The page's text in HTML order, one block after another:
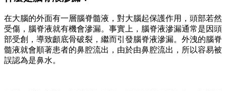
在大腦的外面有一層腦脊髓液，對大腦起保護作用，頭部若然
受傷，腦脊液就有機會滲漏。事實上，腦脊液滲漏通常是因頭
部受創，導致顱底骨破裂，繼而引發腦脊液滲漏。外洩的腦脊
髓液就會順著患者的鼻腔流出，由於由鼻腔流出，所以容易被
誤認為是鼻水。